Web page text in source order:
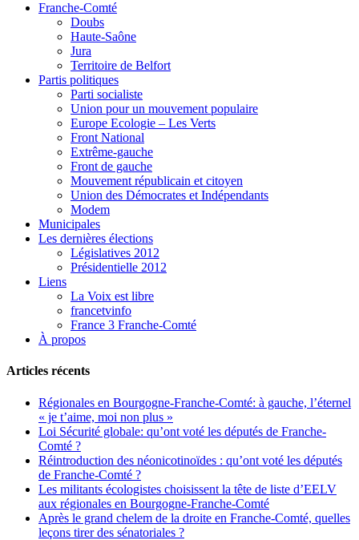
Franche-Comté
Doubs
Haute-Saône
Jura
Territoire de Belfort
Partis politiques
Parti socialiste
Union pour un mouvement populaire
Europe Ecologie – Les Verts
Front National
Extrême-gauche
Front de gauche
Mouvement républicain et citoyen
Union des Démocrates et Indépendants
Modem
Municipales
Les dernières élections
Législatives 2012
Présidentielle 2012
Liens
La Voix est libre
francetvinfo
France 3 Franche-Comté
À propos
Articles récents
Régionales en Bourgogne-Franche-Comté: à gauche, l’éternel
« je t’aime, moi non plus »
Loi Sécurité globale: qu’ont voté les députés de Franche-
Comté ?
Réintroduction des néonicotinoïdes : qu’ont voté les députés
de Franche-Comté ?
Les militants écologistes choisissent la tête de liste d’EELV
aux régionales en Bourgogne-Franche-Comté
Après le grand chelem de la droite en Franche-Comté, quelles
leçons tirer des sénatoriales ?